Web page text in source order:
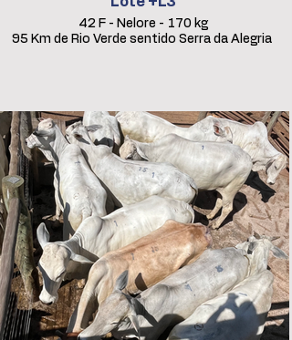
42 F - Nelore - 170 kg
95 Km de Rio Verde sentido Serra da Alegria